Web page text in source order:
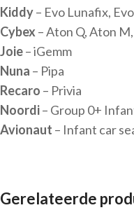
Kiddy– Evo Lunafix,
Cybex – Aton Q, Aton
Joie– iGemm
Nuna – Pipa
Recaro – Privia
Noordi– Group 0+
Avionaut – Infant car
Gerelateerde